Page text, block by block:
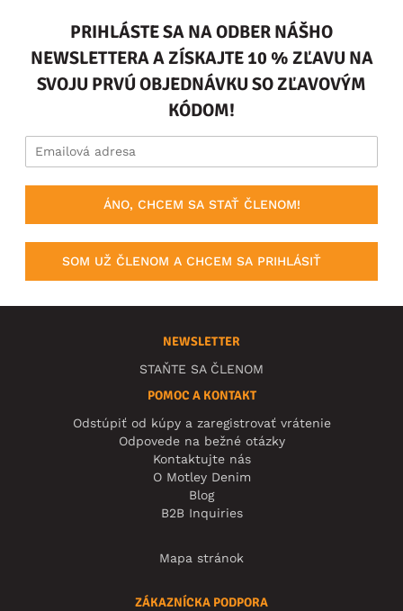
PRIHLÁSTE SA NA ODBER NÁŠHO
NEWSLETTERA A ZÍSKAJTE 10 % ZĽAVU NA
SVOJU PRVÚ OBJEDNÁVKU SO ZĽAVOVÝM
KÓDOM!
ÁNO, CHCEM SA STAŤ ČLENOM!
SOM UŽ ČLENOM A CHCEM SA PRIHLÁSIŤ
NEWSLETTER
STAŇTE SA ČLENOM
POMOC A KONTAKT
Odstúpiť od kúpy a zaregistrovať vrátenie
Odpovede na bežné otázky
Kontaktujte nás
O Motley Denim
Blog
B2B Inquiries
Mapa stránok
ZÁKAZNÍCKA PODPORA